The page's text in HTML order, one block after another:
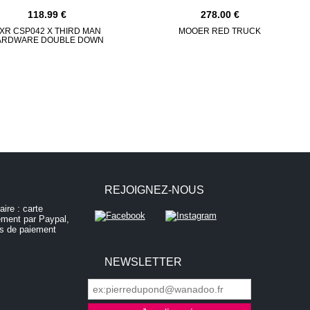
118.99
CSP042 X THIRD MAN
DOUBLE DOWN
278.00
MOOER RED TRUCK
REJOIGNEZ-NOUS
NEWSLETTER